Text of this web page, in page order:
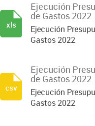
Ejecución
de Gastos 2022
Ejecución
Gastos 2022
xls
Ejecución
de Gastos 2022
Ejecución
Gastos 2022
csv